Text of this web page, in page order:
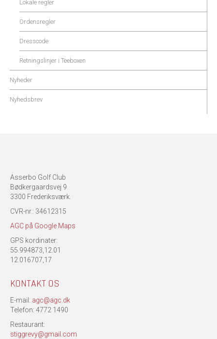
Lokale regler
Ordensregler
Dresscode
Retningslinjer i Teeboxen
Nyheder
Nyhedsbrev
Asserbo Golf Club
Bødkergaardsvej 9
3300 Frederiksværk.
CVR-nr.: 34612315
AGC på Google Maps
GPS kordinater:
55.994873,12.01
12.016707,17
KONTAKT OS
E-mail: agc@agc.dk
Telefon: 4772 1490
Restaurant:
stiggrevy@gmail.com